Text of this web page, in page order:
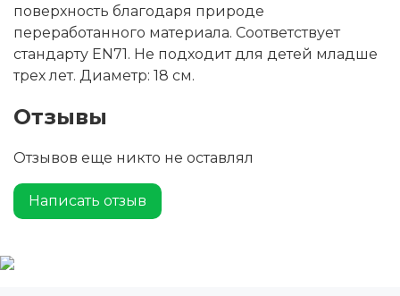
поверхность благодаря природе
переработанного материала. Соответствует
стандарту EN71. Не подходит для детей младше
трех лет. Диаметр: 18 см.
Отзывы
Отзывов еще никто не оставлял
Написать отзыв